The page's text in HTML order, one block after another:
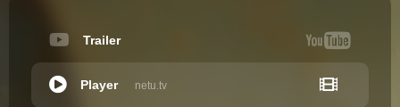
Trailer
netu.tv
Player